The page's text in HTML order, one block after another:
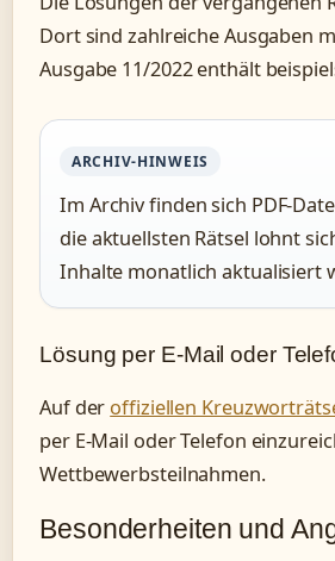
Dort sind zahlreiche Ausgaben
Ausgabe 11/2022 enthält
ARCHIV-HINWEIS
Im Archiv finden sich PDF-
die aktuellsten Rätsel lohnt
Inhalte monatlich aktualisiert
Lösung per E-Mail oder
Auf der offiziellen
per E-Mail oder Telefon
Wettbewerbsteilnahmen.
Besonderheiten und